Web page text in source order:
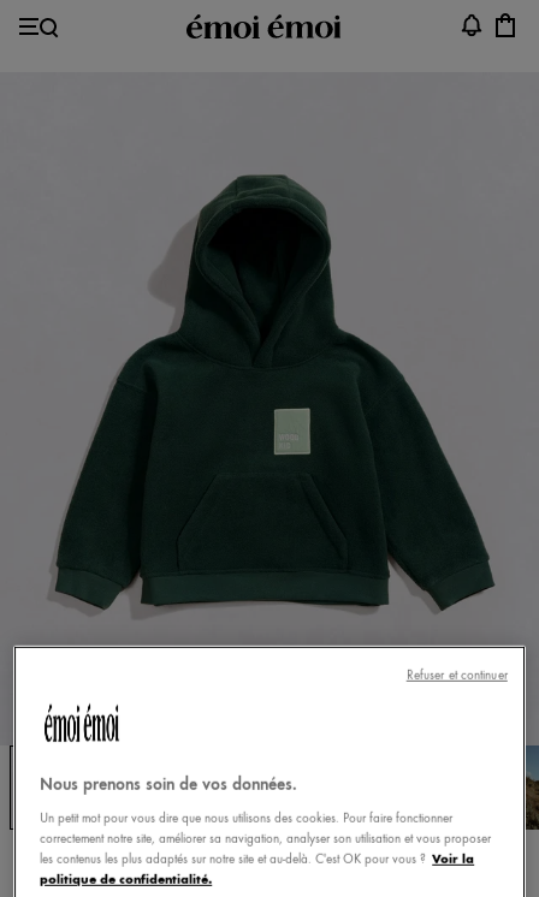
Accueil E-shop Mode
Nous prenons soin de vos données.
Un petit mot pour vous dire que nous utilisons des cookies. Pour faire fonctionner
correctement notre site, améliorer sa navigation, analyser son utilisation et vous proposer
les contenus les plus adaptés sur notre site et au-delà. C'est OK pour vous ? Voir la
politique de confidentialité.
Refuser et continuer